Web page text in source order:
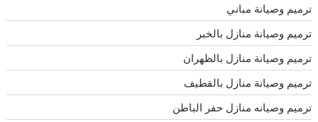
ترميم وصيانة مباني
ترميم وصيانة منازل بالخبر
ترميم وصيانة منازل بالظهران
ترميم وصيانة منازل بالقطيف
ترميم وصيانه منازل حفر الباطن